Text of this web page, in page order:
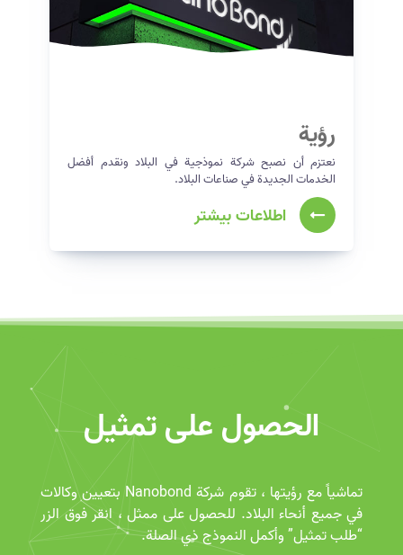
رؤية
نعتزم أن نصبح شركة نموذجية في البلاد ونقدم أفضل
الخدمات الجديدة في صناعات البلاد.
اطلاعات بیشتر
الحصول على تمثيل
تماشياً مع رؤيتها ، تقوم شركة Nanobond بتعيين وكالات
في جميع أنحاء البلاد. للحصول على ممثل ، انقر فوق الزر
“طلب تمثيل” وأكمل النموذج ذي الصلة.